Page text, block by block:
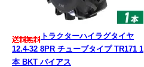
トラクターハイラグタイヤ
12.4-32 8PR チューブタイプ TR171 1
本 BKT バイアス